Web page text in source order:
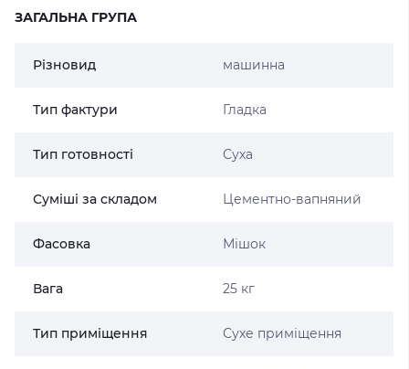
ЗАГАЛЬНА ГРУПА
Різновид машинна
Тип фактури Гладка
Тип готовності Суха
Суміші за складом Цементно-вапняний
Фасовка Мішок
Вага 25 кг
Тип приміщення Сухе приміщення